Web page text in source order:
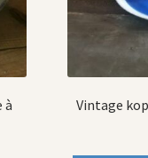
à
Vintage